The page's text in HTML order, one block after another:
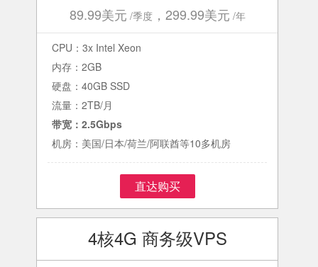
89.99美元 /季度 ，299.99美元 /年
CPU：3x Intel Xeon
内存：2GB
硬盘：40GB SSD
流量：2TB/月
带宽：2.5Gbps
机房：美国/日本/荷兰/阿联酋等10多机房
直达购买
4核4G 商务级VPS